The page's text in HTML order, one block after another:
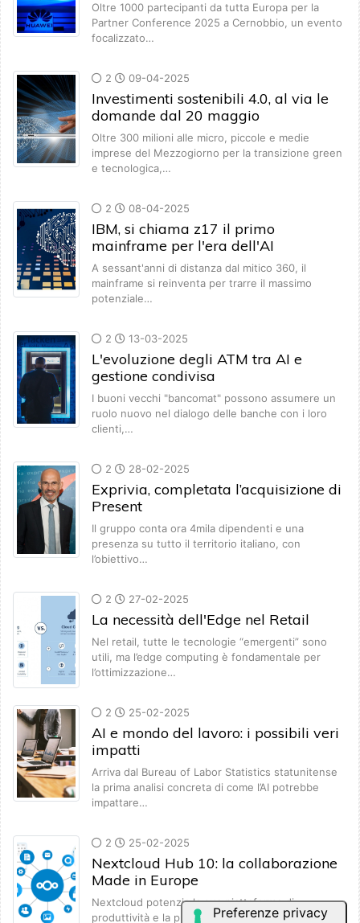
Oltre 1000 partecipanti da tutta Europa per la
Partner Conference 2025 a Cernobbio, un evento
focalizzato…
2 09-04-2025
Investimenti sostenibili 4.0, al via le
domande dal 20 maggio
Oltre 300 milioni alle micro, piccole e medie
imprese del Mezzogiorno per la transizione green
e tecnologica,…
2 08-04-2025
IBM, si chiama z17 il primo
mainframe per l'era dell'AI
A sessant'anni di distanza dal mitico 360, il
mainframe si reinventa per trarre il massimo
potenziale…
2 13-03-2025
L'evoluzione degli ATM tra AI e
gestione condivisa
I buoni vecchi "bancomat" possono assumere un
ruolo nuovo nel dialogo delle banche con i loro
clienti,…
2 28-02-2025
Exprivia, completata l’acquisizione di
Present
Il gruppo conta ora 4mila dipendenti e una
presenza su tutto il territorio italiano, con
l’obiettivo…
2 27-02-2025
La necessità dell'Edge nel Retail
Nel retail, tutte le tecnologie “emergenti” sono
utili, ma l’edge computing è fondamentale per
l’ottimizzazione…
2 25-02-2025
AI e mondo del lavoro: i possibili veri
impatti
Arriva dal Bureau of Labor Statistics statunitense
la prima analisi concreta di come l’AI potrebbe
impattare…
2 25-02-2025
Nextcloud Hub 10: la collaborazione
Made in Europe
Nextcloud potenzia la sua piattaforma di
produttività e la propone come alternativa